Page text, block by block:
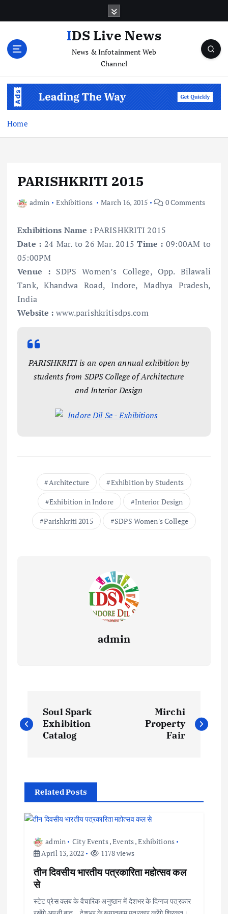
IDS Live News
News & Infotainment Web
Channel
Home
PARISHKRITI 2015
admin Exhibitions March 16, 2015 0 Comments
Exhibitions Name :PARISHKRITI 2015
Date : 24 Mar. to 26 Mar. 2015Time : 09:00AM to
05:00PM
Venue : SDPS Women’s College, Opp. Bilawali
Tank, Khandwa Road, Indore, Madhya Pradesh,
India
Website : www.parishkritisdps.com
PARISHKRITI is an open annual exhibition by
students from SDPS College of Architecture
and Interior Design
Architecture
Exhibition by Students
Exhibition in Indore
Interior Design
Parishkriti 2015
SDPS Women's College
admin
o
t
n
a
Soul Spark
Exhibition
Catalog
Mirchi
Property
Fair
Related Posts
admin City Events,Events,Exhibitions
April 13, 2022
1178 views
तीन दिवसीय भारतीय पत्रकारिता महोत्सव कल
से
स्टेट प्रेस क्लब के वैचारिक अनुष्ठान में देशभर के दिग्गज पत्रकार